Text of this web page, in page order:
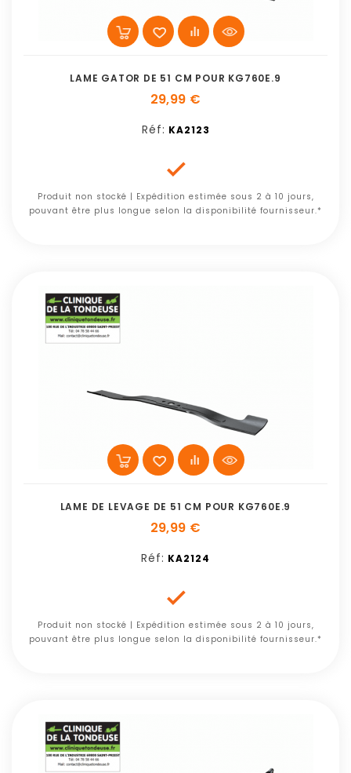
LAME GATOR DE 51 CM POUR KG760E.9
29,99 €
Réf: KA2123

Produit non stocké | Expédition estimée sous 2 à 10 jours,
pouvant être plus longue selon la disponibilité fournisseur.*
LAME DE LEVAGE DE 51 CM POUR KG760E.9
29,99 €
Réf: KA2124

Produit non stocké | Expédition estimée sous 2 à 10 jours,
pouvant être plus longue selon la disponibilité fournisseur.*